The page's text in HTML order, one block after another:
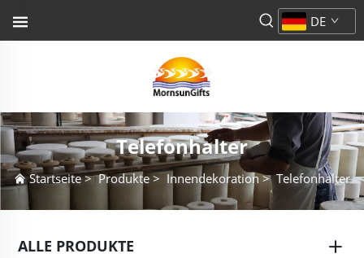
DE
Telefonhalter
Startseite>Produkte> Innendekoration>Telefonhalter
ALLE PRODUKTE